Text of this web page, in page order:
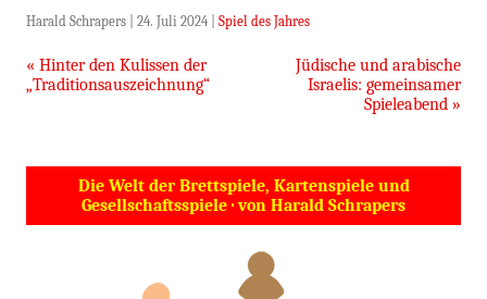
Harald Schrapers 24. Juli 2024 Spiel des Jahres
Beitragsnavigation
« Hinter den Kulissen der
„Traditionsauszeichnung“
Jüdische und arabische
Israelis: gemeinsamer
Spieleabend »
Die Welt der Brettspiele, Kartenspiele und
Gesellschaftsspiele · von Harald Schrapers